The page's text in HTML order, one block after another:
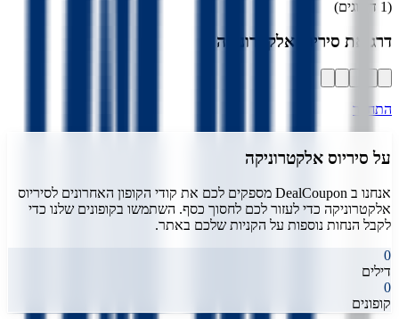
(
1 דירוגים)
דרג את סיריוס אלקטרוניקה
התחבר
על סיריוס אלקטרוניקה
אנחנו ב DealCoupon מספקים לכם את קודי הקופון האחרונים ל
סיריוס
אלקטרוניקה כדי לעזור לכם לחסוך כסף. השתמשו בקופונים שלנו כדי
לקבל הנחות נוספות על הקניות שלכם באתר.
0
דילים
0
קופונים